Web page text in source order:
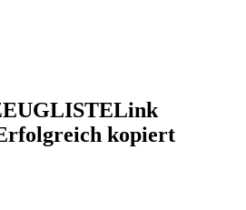
Link
kopiert